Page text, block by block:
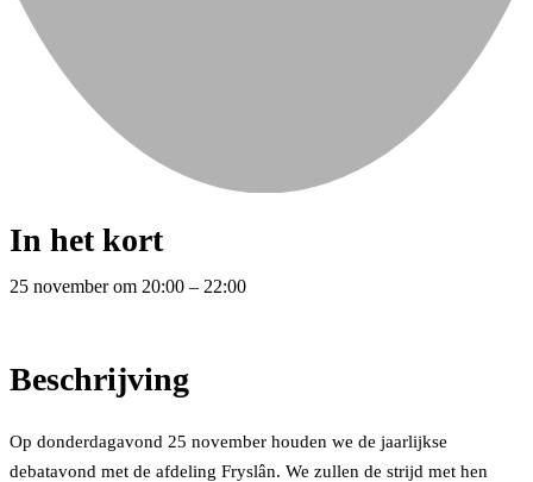
In het kort
25 novemberom 20:00 – 22:00
Beschrijving
Op donderdagavond 25 november houden we de jaarlijkse
debatavond met de afdeling Fryslân. We zullen de strijd met hen